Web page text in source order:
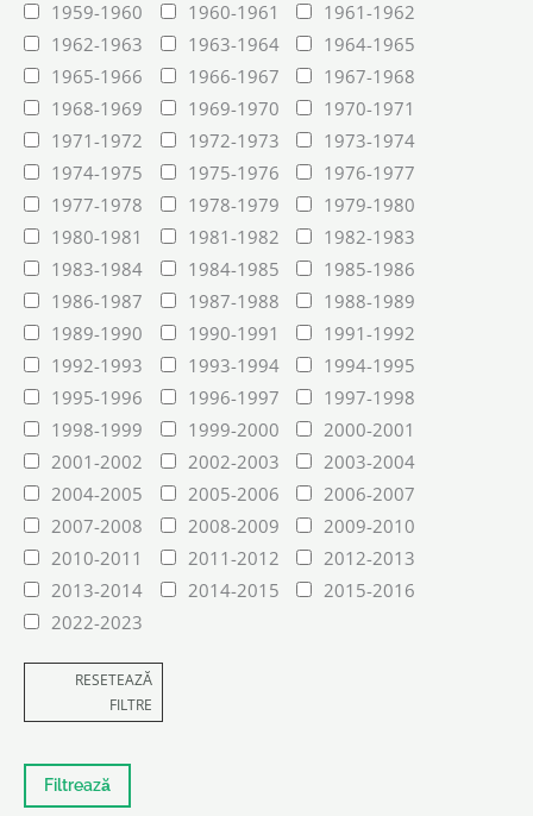
1959-1960
1960-1961
1961-1962
1962-1963
1963-1964
1964-1965
1965-1966
1966-1967
1967-1968
1968-1969
1969-1970
1970-1971
1971-1972
1972-1973
1973-1974
1974-1975
1975-1976
1976-1977
1977-1978
1978-1979
1979-1980
1980-1981
1981-1982
1982-1983
1983-1984
1984-1985
1985-1986
1986-1987
1987-1988
1988-1989
1989-1990
1990-1991
1991-1992
1992-1993
1993-1994
1994-1995
1995-1996
1996-1997
1997-1998
1998-1999
1999-2000
2000-2001
2001-2002
2002-2003
2003-2004
2004-2005
2005-2006
2006-2007
2007-2008
2008-2009
2009-2010
2010-2011
2011-2012
2012-2013
2013-2014
2014-2015
2015-2016
2022-2023
RESETEAZĂ
FILTRE